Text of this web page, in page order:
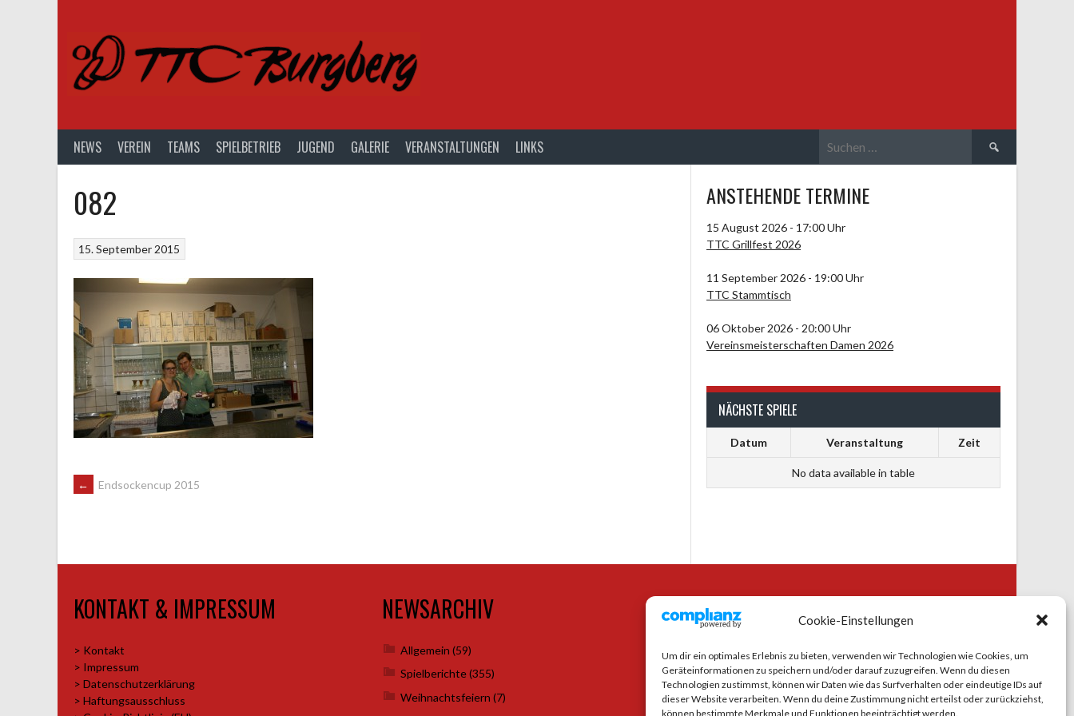
Cookie-Einstellungen
Um dir ein optimales Erlebnis zu bieten, verwenden wir Technologien wie Cookies, um
Geräteinformationen zu speichern und/oder darauf zuzugreifen. Wenn du diesen
Technologien zustimmst, können wir Daten wie das Surfverhalten oder eindeutige IDs auf
dieser Website verarbeiten. Wenn du deine Zustimmung nicht erteilst oder zurückziehst,
können bestimmte Merkmale und Funktionen beeinträchtigt werden.
NEWS VEREIN TEAMS SPIELBETRIEB JUGEND GALERIE VERANSTALTUNGEN LINKS
nach:
082
15. September 2015
ARTIKEL-
← Endsockencup 2015
ANSTEHENDE TERMINE
15 August 2026 - 17:00 Uhr
TTC Grillfest 2026
11 September 2026 - 19:00 Uhr
TTC Stammtisch
06 Oktober 2026 - 20:00 Uhr
Vereinsmeisterschaften Damen 2026
NÄCHSTE SPIELE
Datum Veranstaltung Zeit
No data available in table
KONTAKT & IMPRESSUM
> Kontakt
> Impressum
> Datenschutzerklärung
> Haftungsausschluss
NEWSARCHIV
Allgemein (59)
Spielberichte(355)
Weihnachtsfeiern (7)
SOCIAL MEDIA